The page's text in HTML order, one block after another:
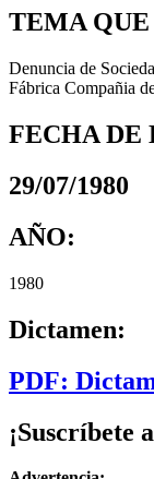
TEMA
Denuncia de
Fábrica Compañia
FECHA DE
29/07/1980
AÑO:
1980
Dictamen:
PDF:
¡Suscríbete